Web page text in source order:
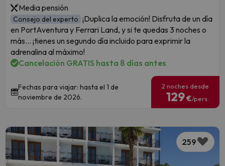
Media pensión
Consejo del experto ¡Duplica la emoción! Disfruta de un día
en PortAventura y Ferrari Land, y si te quedas 3 noches o
más... ¡tienes un segundo día incluido para exprimir la
adrenalina al máximo!
Cancelación GRATIS hasta 8 días antes
Fechas para viajar: hasta el 1 de
noviembre de 2026.
2 noches desde
129€/pers.
259